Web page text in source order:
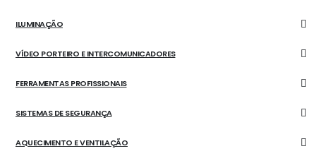
ILUMINAÇÃO
VÍDEO PORTEIRO E INTERCOMUNICADORES
FERRAMENTAS PROFISSIONAIS
SISTEMAS DE SEGURANÇA
AQUECIMENTO E VENTILAÇÃO